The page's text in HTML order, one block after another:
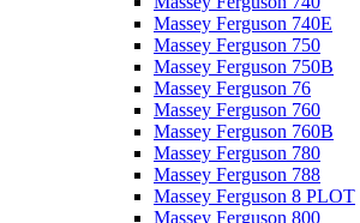
Massey Ferguson 740E
Massey Ferguson 750
Massey Ferguson 750B
Massey Ferguson 76
Massey Ferguson 760
Massey Ferguson 760B
Massey Ferguson 780
Massey Ferguson 788
Massey Ferguson 8 PLOT
Massey Ferguson 800